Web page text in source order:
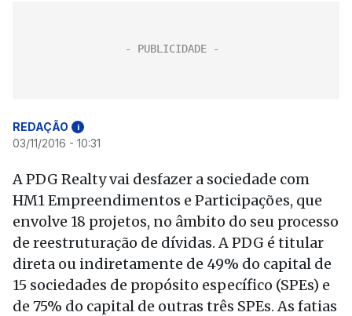
REDAÇÃO i
03/11/2016 - 10:31
A PDG Realty vai desfazer a sociedade com
HM1 Empreendimentos e Participações, que
envolve 18 projetos, no âmbito do seu processo
de reestruturação de dívidas. A PDG é titular
direta ou indiretamente de 49% do capital de
15 sociedades de propósito específico (SPEs) e
de 75% do capital de outras três SPEs. As fatias